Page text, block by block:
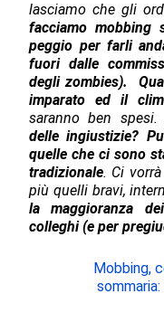
lasciamo che gli
facciamo mobbing
peggio per farli
fuori dalle
degli zombies).
imparato ed il
saranno ben spesi.
delle ingiustizie?
quelle che ci sono
tradizionale. Ci
più quelli bravi,
la maggioranza
colleghi (e per
Mobbing,